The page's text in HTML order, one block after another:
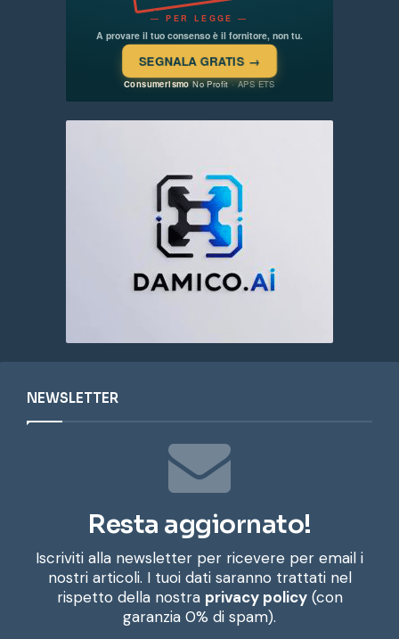
NEWSLETTER
Resta aggiornato!
Iscriviti alla newsletter per ricevere per email i
nostri articoli. I tuoi dati saranno trattati nel
rispetto della nostra privacy policy(con
garanzia 0% di spam).